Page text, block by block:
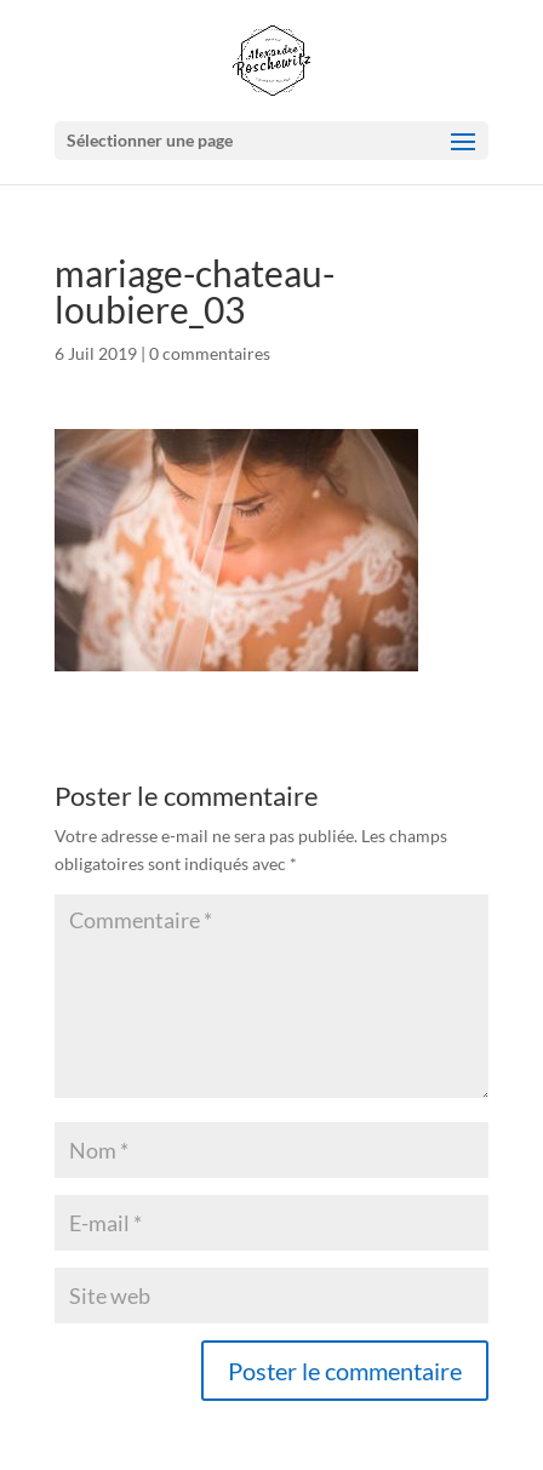
Sélectionner une page
mariage-chateau-
loubiere_03
6 Juil 2019| 0 commentaires
Poster le commentaire
Votre adresse e-mail ne sera pas publiée. Les champs
obligatoires sont indiqués avec *